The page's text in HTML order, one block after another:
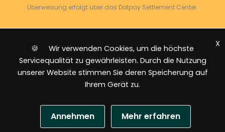
Überweisung erfolgt über das Dotpay Settlement Center.
2026 © Power Energy - Alle Rechte vorbehalten
Sitemap
🍪 Wir verwenden Cookies, um die höchste
Servicequalität zu gewährleisten. Durch die Nutzung
unserer Website stimmen Sie deren Speicherung auf
Ihrem Gerät zu.
Annehmen Mehr erfahren
X
US-Dollar